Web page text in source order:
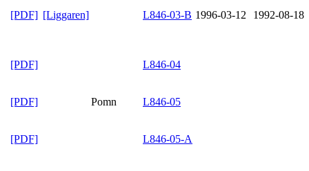
[PDF] [Liggaren] L846-03-B 1996-03-12 1992-08-18
[PDF] L846-04
[PDF] Pomn L846-05
[PDF] L846-05-A